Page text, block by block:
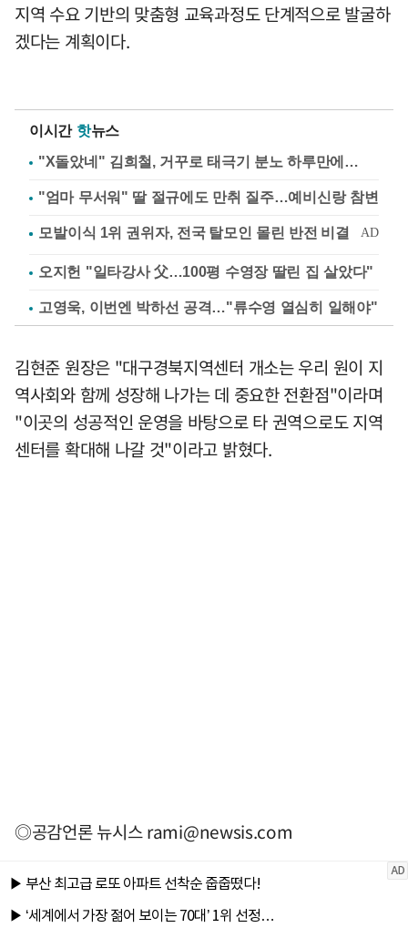
지역 수요 기반의 맞춤형 교육과정도 단계적으로 발굴하
겠다는 계획이다.
이시간 핫뉴스
"X돌았네" 김희철, 거꾸로 태극기 분노 하루만에…
"엄마 무서워" 딸 절규에도 만취 질주…예비신랑 참변
오지헌 "일타강사 父…100평 수영장 딸린 집 살았다"
고영욱, 이번엔 박하선 공격…"류수영 열심히 일해야"
김현준 원장은 "대구경북지역센터 개소는 우리 원이 지
역사회와 함께 성장해 나가는 데 중요한 전환점"이라며
"이곳의 성공적인 운영을 바탕으로 타 권역으로도 지역
센터를 확대해 나갈 것"이라고 밝혔다.
◎공감언론 뉴시스rami@newsis.com